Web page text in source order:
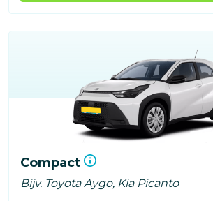
Compact
Bijv. Toyota Aygo, Kia Picanto